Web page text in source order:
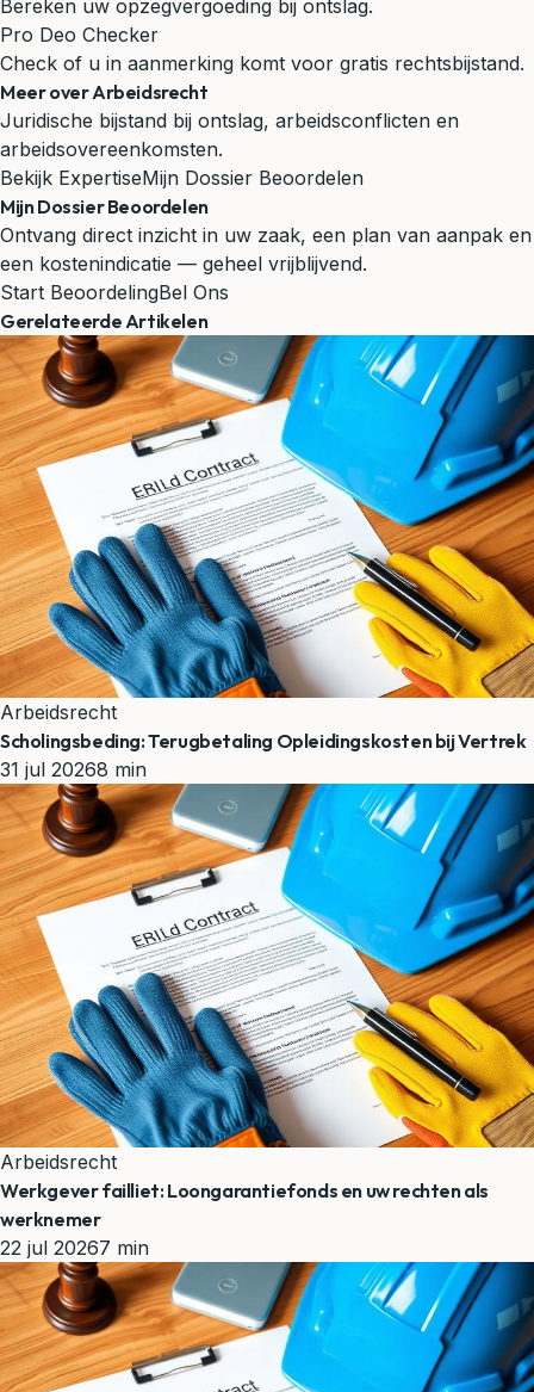
Bereken uw opzegvergoeding bij ontslag.
Pro Deo Checker
Check of u in aanmerking komt voor gratis rechtsbijstand.
Meer over Arbeidsrecht
Juridische bijstand bij ontslag, arbeidsconflicten en
arbeidsovereenkomsten.
Bekijk ExpertiseMijn Dossier Beoordelen
Mijn Dossier Beoordelen
Ontvang direct inzicht in uw zaak, een plan van aanpak en
een kostenindicatie — geheel vrijblijvend.
Start BeoordelingBel Ons
Gerelateerde Artikelen
Arbeidsrecht
Scholingsbeding: Terugbetaling Opleidingskosten bij Vertrek
31 jul 20268 min
Arbeidsrecht
Werkgever failliet: Loongarantiefonds en uw rechten als
werknemer
22 jul 20267 min